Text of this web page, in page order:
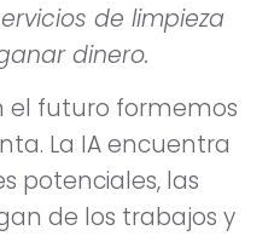
de limpieza
dinero.
el futuro formemos
La IA encuentra
potenciales, las
de los trabajos y